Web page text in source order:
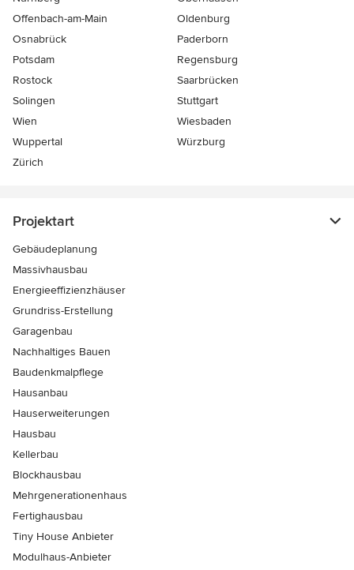
Offenbach-am-Main
Oldenburg
Osnabrück
Paderborn
Potsdam
Regensburg
Rostock
Saarbrücken
Solingen
Stuttgart
Wien
Wiesbaden
Wuppertal
Würzburg
Zürich
Projektart
Gebäudeplanung
Massivhausbau
Energieeffizienzhäuser
Grundriss-Erstellung
Garagenbau
Nachhaltiges Bauen
Baudenkmalpflege
Hausanbau
Hauserweiterungen
Hausbau
Kellerbau
Blockhausbau
Mehrgenerationenhaus
Fertighausbau
Tiny House Anbieter
Modulhaus-Anbieter